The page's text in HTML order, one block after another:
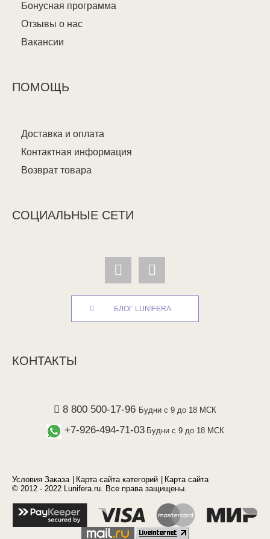
Бонусная программа
Отзывы о нас
Вакансии
ПОМОЩЬ
Доставка и оплата
Контактная информация
Возврат товара
СОЦИАЛЬНЫЕ СЕТИ
БЛОГ LUNIFERA
КОНТАКТЫ
8 800 500-17-96 Будни с 9 до 18 МСК
+7-926-494-71-03 Будни с 9 до 18 МСК
Условия Заказа Карта сайта категорий
Карта сайта
© 2012 - 2022 Lunifera.ru. Все права защищены.